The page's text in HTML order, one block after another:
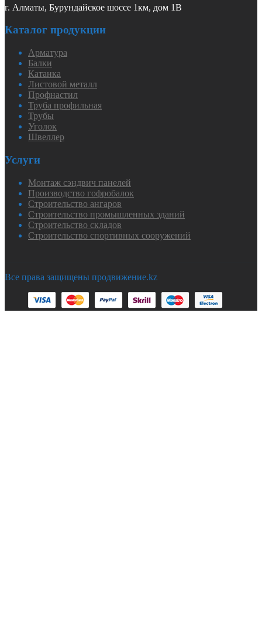
г. Алматы, Бурундайское шоссе 1км, дом 1В
Каталог продукции
Арматура
Балки
Катанка
Листовой металл
Профнастил
Труба профильная
Трубы
Уголок
Швеллер
Услуги
Монтаж сэндвич панелей
Производство гофробалок
Строительство ангаров
Строительство промышленных зданий
Строительство складов
Строительство спортивных сооружений
Все права защищены продвижение.kz